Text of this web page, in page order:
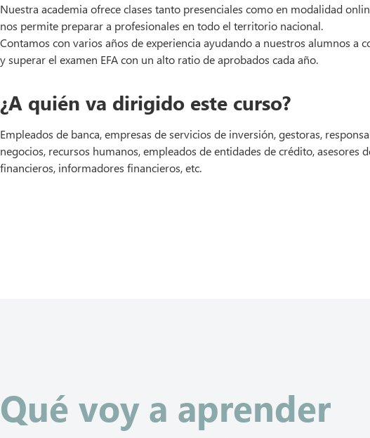
Nuestra academia ofrece clases tanto presenciales como en modalidad
nos permite preparar a profesionales en todo el territorio nacional.
Contamos con varios años de experiencia ayudando a nuestros alumnos a
y superar el examen EFA con un alto ratio de aprobados cada año.
¿A quién va dirigido este curso?
Empleados de banca, empresas de servicios de inversión, gestoras,
negocios, recursos humanos, empleados de entidades de crédito, asesores
financieros, informadores financieros, etc.
Qué voy a aprender